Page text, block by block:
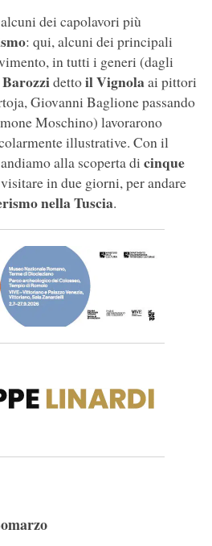
dei capolavori più
: qui, alcuni dei principali
in tutti i generi (dagli
dettoil Vignolaai pittori
Giovanni Baglione passando
Moschino) lavorarono
illustrative. Con il
alla scoperta di cinque
in due giorni, per andare
nella Tuscia.